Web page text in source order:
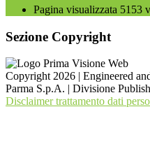
Pagina visualizzata 5153
Sezione Copyright
Copyright 2026 | Engineered
Parma S.p.A. | Divisione
Disclaimer trattamento dati